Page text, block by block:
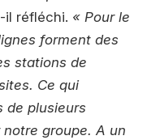
il réfléchi. « Pour le
forment des
stations de
Ce qui
de plusieurs
notre groupe. A un